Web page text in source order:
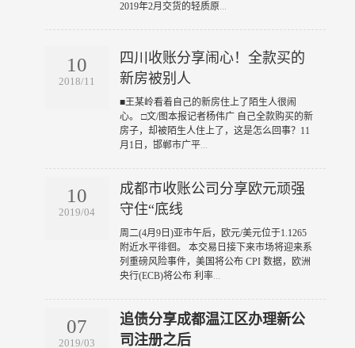
2019年2月交货的轻质原...
10
2018/11
四川收账分享闹心！全款买的
新房被别人
​■王某岭看着自己的新房住上了陌生人很闹
心。 □文/图本报记者杨伟广 自己全款购买的新
房子，却被陌生人住上了，这是怎么回事？11
月1日，邯郸市广平...
10
2019/04
成都市收账公司分享欧元顽强
守住“底线
​周二(4月9日)亚市午后，欧元/美元位于1.1265
附近水平徘徊。 本交易日接下来市场将迎来系
列重磅风险事件，美国将公布 CPI 数据，欧洲
央行(ECB)将公布 利率...
07
2019/03
追债分享成都温江区办理新公
司注册之后